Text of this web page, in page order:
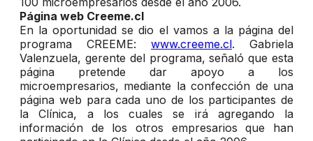
Página web Creeme.cl
En la oportunidad se dio el vamos a la página del
programa CREEME: www.creeme.cl. Gabriela
Valenzuela, gerente del programa, señaló que esta
página pretende dar apoyo a los
microempresarios, mediante la confección de una
página web para cada uno de los participantes de
la Clínica, a los cuales se irá agregando la
información de los otros empresarios que han